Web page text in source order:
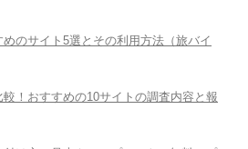
のサイト5選とその利用方法（旅バイ
！おすすめの10サイトの調査内容と報